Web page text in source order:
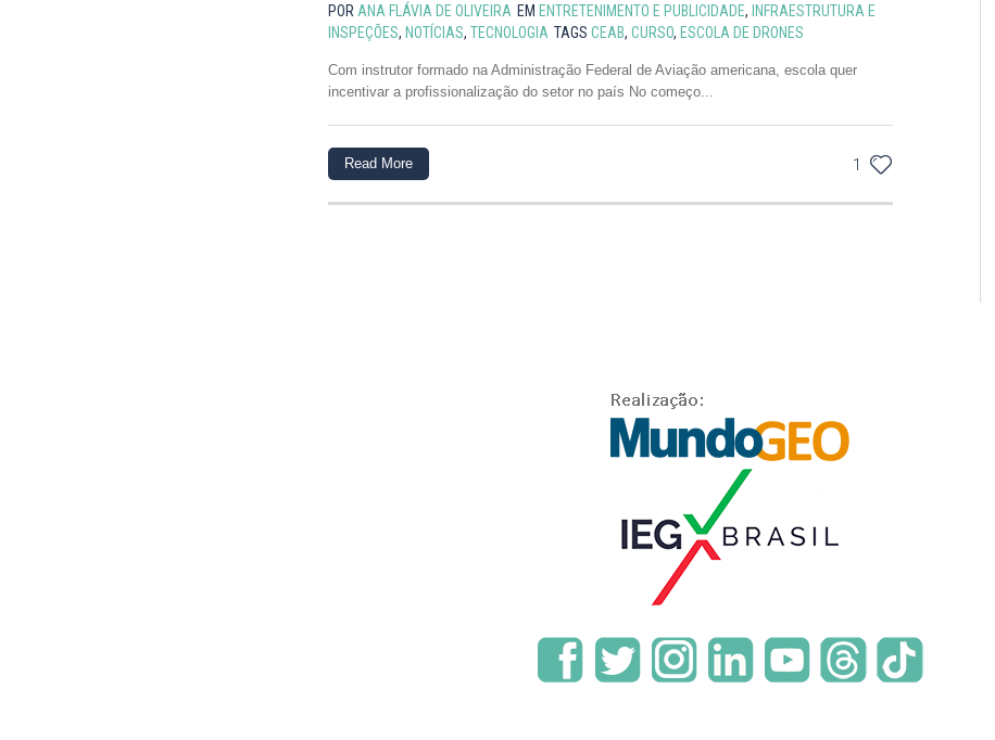
POR ANA FLÁVIA DE OLIVEIRA EM ENTRETENIMENTO E PUBLICIDADE, INFRAESTRUTURA E
INSPEÇÕES, NOTÍCIAS, TECNOLOGIA TAGS CEAB, CURSO, ESCOLA DE DRONES
Com instrutor formado na Administração Federal de Aviação americana, escola quer
incentivar a profissionalização do setor no país No começo...
1
Read More